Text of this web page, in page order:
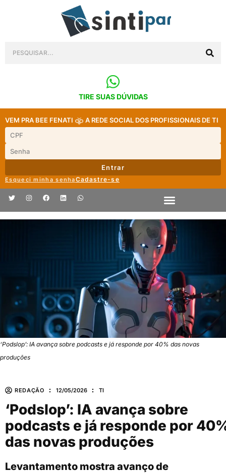
TIRE SUAS DÚVIDAS
VEM PRA BEE FENATI A REDE SOCIAL DOS PROFISSIONAIS DE TI
Entrar
Esqueci minha senhaCadastre-se
‘Podslop’: IA avança sobre podcasts e já responde por 40% das novas
produções
REDAÇÃO 12/05/2026 TI
‘Podslop’: IA avança sobre
podcasts e já responde por
das novas produções
Levantamento mostra avanço de